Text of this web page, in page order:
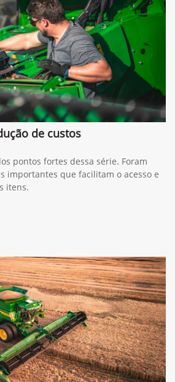
de custos
pontos fortes dessa série. Foram
importantes que facilitam o acesso e
itens.